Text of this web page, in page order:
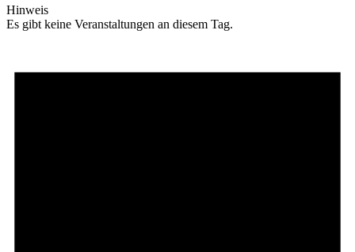
Hinweis
Es gibt keine Veranstaltungen an diesem Tag.